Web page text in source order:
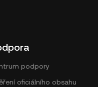
podpory
oficiálního obsahu